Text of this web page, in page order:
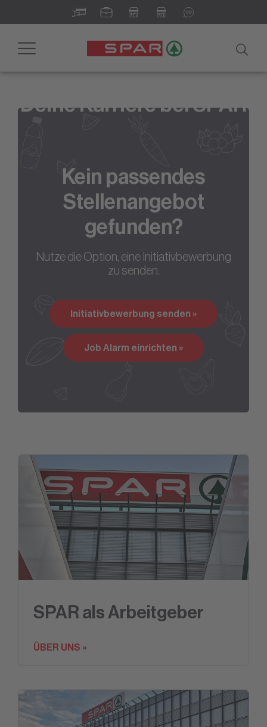
Toggle
Deine Karriere bei SPAR
Kein passendes
Stellenangebot
gefunden?
Nutze die Option, eine Initiativbewerbung
zu senden.
Initiativbewerbung senden »
Job Alarm einrichten »
SPAR als Arbeitgeber
ÜBER UNS »